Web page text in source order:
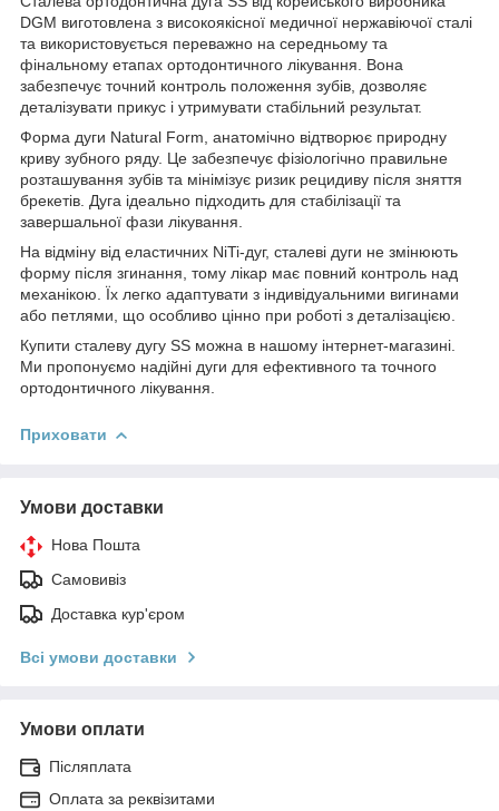
DGM виготовлена з високоякісної медичної нержавіючої сталі
та використовується переважно на середньому та
фінальному етапах ортодонтичного лікування. Вона
забезпечує точний контроль положення зубів, дозволяє
деталізувати прикус і утримувати стабільний результат.
Форма дуги Natural Form, анатомічно відтворює природну
криву зубного ряду. Це забезпечує фізіологічно правильне
розташування зубів та мінімізує ризик рецидиву після зняття
брекетів. Дуга ідеально підходить для стабілізації та
завершальної фази лікування.
На відміну від еластичних NiTi-дуг, сталеві дуги не змінюють
форму після згинання, тому лікар має повний контроль над
механікою. Їх легко адаптувати з індивідуальними вигинами
або петлями, що особливо цінно при роботі з деталізацією.
Купити сталеву дугу SS можна в нашому інтернет-магазині.
Ми пропонуємо надійні дуги для ефективного та точного
ортодонтичного лікування.
Приховати
Умови доставки
Нова Пошта
Самовивіз
Доставка кур'єром
Всі умови доставки
Умови оплати
Післяплата
Оплата за реквізитами